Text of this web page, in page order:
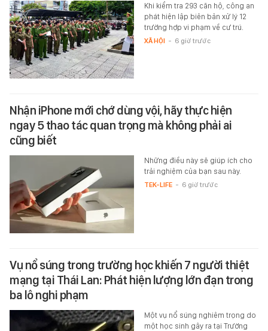
Khi kiểm tra 293 căn hộ, công an
phát hiện lập biên bản xử lý 12
trường hợp vi phạm về cư trú.
XÃ HỘI - 6 giờ trước
Nhận iPhone mới chớ dùng vội, hãy thực hiện
ngay 5 thao tác quan trọng mà không phải ai
cũng biết
Những điều này sẽ giúp ích cho
trải nghiệm của bạn sau này.
TEK-LIFE - 6 giờ trước
Vụ nổ súng trong trường học khiến 7 người thiệt
mạng tại Thái Lan: Phát hiện lượng lớn đạn trong
ba lô nghi phạm
Một vụ nổ súng nghiêm trọng do
một học sinh gây ra tại Trường